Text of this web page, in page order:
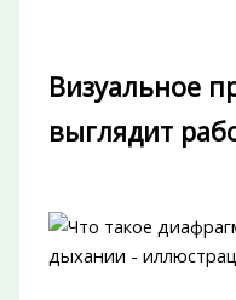
Визуальное
выглядит